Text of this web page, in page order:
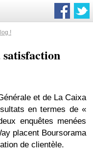
!
et de La Caixa
en termes de «
enquêtes menées
placent Boursorama
de clientèle.